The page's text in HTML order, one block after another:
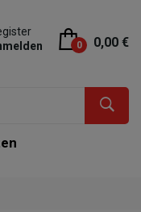
0 0,00 €